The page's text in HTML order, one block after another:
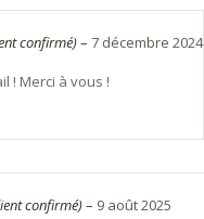
confirmé)– 7 décembre 2024
! Merci à vous !
confirmé)– 9 août 2025